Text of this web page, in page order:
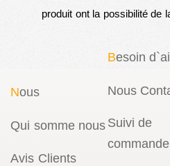
produit ont la possibilité de
Nous
Qui somme nous
Avis Clients
Besoin
Nous
Suivi de
commande